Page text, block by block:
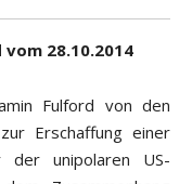
28.10.2014
Fulford von den
Erschaffung einer
der unipolaren US-